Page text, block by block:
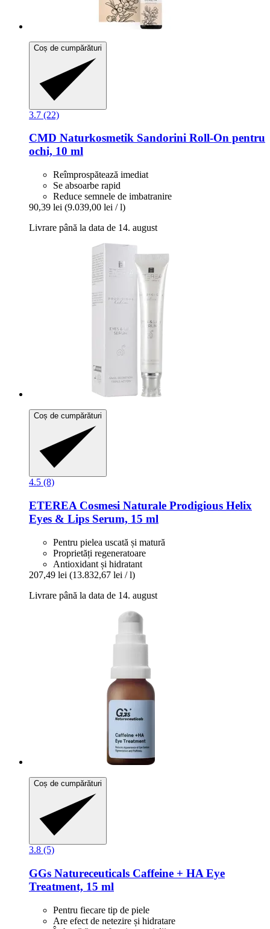
Coș de cumpărături
3.7 (22)
CMD Naturkosmetik Sandorini Roll-​On pentru
ochi, 10 ml
Reîmprospătează imediat
Se absoarbe rapid
Reduce semnele de imbatranire
90,39 lei (9.039,00 lei / l)
Livrare până la data de 14. august
Coș de cumpărături
4.5 (8)
ETEREA Cosmesi Naturale Prodigious Helix
Eyes & Lips Serum, 15 ml
Pentru pielea uscată și matură
Proprietăți regeneratoare
Antioxidant și hidratant
207,49 lei (13.832,67 lei / l)
Livrare până la data de 14. august
Coș de cumpărături
3.8 (5)
GGs Natureceuticals Caffeine + HA Eye
Treatment, 15 ml
Pentru fiecare tip de piele
Are efect de netezire și hidratare